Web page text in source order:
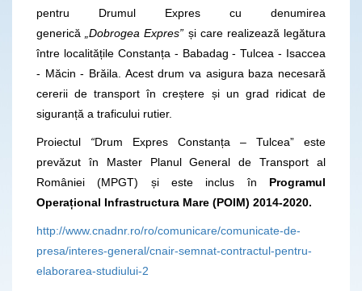
pentru Drumul Expres cu denumirea
generică
„Dobrogea Expres” și care realizează legătura
între localitățile Constanța - Babadag - Tulcea - Isaccea
- Măcin - Brăila. Acest drum va asigura baza necesară
cererii de transport în creștere și un grad ridicat de
siguranță a traficului rutier.
Proiectul “Drum Expres Constanța – Tulcea” este
prevăzut în Master Planul General de Transport al
României (MPGT) și este inclus în Programul
Operațional Infrastructura Mare (POIM) 2014-2020.
http://www.cnadnr.ro/ro/comunicare/comunicate-de-
presa/interes-general/cnair-semnat-contractul-pentru-
elaborarea-studiului-2